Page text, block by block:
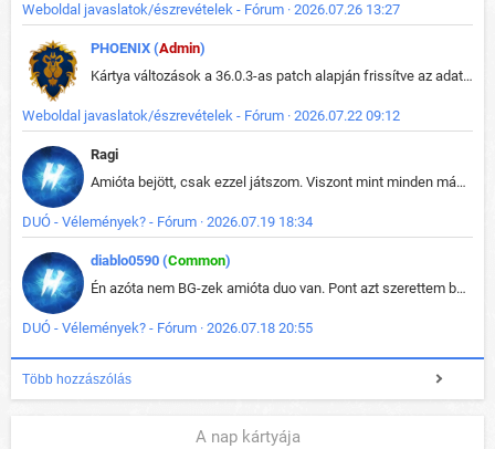
Weboldal javaslatok/észrevételek - Fórum · 2026.07.26 13:27
PHOENIX (Admin)
Kártya változások a 36.0.3-as patch alapján frissítve az adatbázisban (képek is cserélve).
Weboldal javaslatok/észrevételek - Fórum · 2026.07.22 09:12
Ragi
Amióta bejött, csak ezzel játszom. Viszont mint minden más - akár az alapjáték is, ez is baromira összetett lett. Néha már pár kör után is esélytelen az egész. Vagy irreállisan túltápol valaki, vagy lelép a partner, vagy csak hülye mint a segg. És amikor eljönne az én időm, na akkor jön el mindenki másé is. Engem jobban érdekelne, hogy ki milyen ratingen szokott játszani. Na ez lenne egy érdekes adat.
DUÓ - Vélemények? - Fórum · 2026.07.19 18:34
diablo0590 (Common)
Én azóta nem BG-zek amióta duo van. Pont azt szerettem benne, hogy rajtam múlik mi történik, nem pedig a társamon. Kérem vissza a régi BG-t :D
DUÓ - Vélemények? - Fórum · 2026.07.18 20:55
Több hozzászólás
A nap kártyája